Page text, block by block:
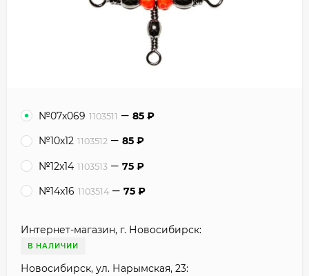
№07x069 1103511 85 ₽
№10x12 1103512 85 ₽
№12x14 1103513 75 ₽
№14x16 1103514 75 ₽
Интернет-магазин, г. Новосибирск:
В НАЛИЧИИ
Новосибирск, ул. Нарымская, 23: